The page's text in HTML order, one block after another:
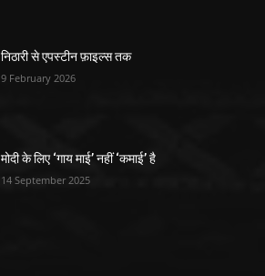
निठारी से एपस्टीन फ़ाइल्स तक
9 February 2026
मोदी के लिए ‘गाय माई’ नहीं ‘कमाई’ है
14 September 2025